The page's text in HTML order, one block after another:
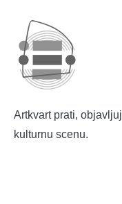
Artkvart prati,
kulturnu scenu.